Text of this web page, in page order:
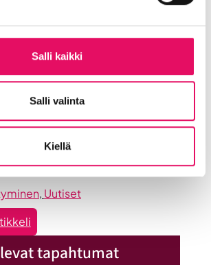
Salli kaikki
Salli valinta
Kiellä
löysi
datakeskus on
suurin investointi
:
Seinäjoen
on
Britannnian
suurin
investointi
Euroopasta kesäkuu
, Uutiset
:
Myyntiliidejä
Euroopasta
tapahtumat